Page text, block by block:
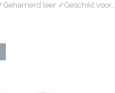
leer ✓Geschikt voor…